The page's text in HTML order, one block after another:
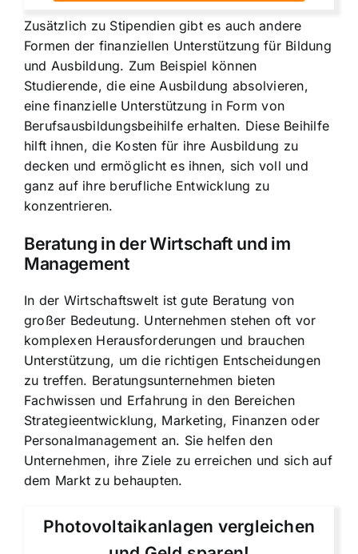
Zusätzlich zu Stipendien gibt es auch andere
Formen der finanziellen Unterstützung für Bildung
und Ausbildung. Zum Beispiel können
Studierende, die eine Ausbildung absolvieren,
eine finanzielle Unterstützung in Form von
Berufsausbildungsbeihilfe erhalten. Diese Beihilfe
hilft ihnen, die Kosten für ihre Ausbildung zu
decken und ermöglicht es ihnen, sich voll und
ganz auf ihre berufliche Entwicklung zu
konzentrieren.
Beratung in der Wirtschaft und im
Management
In der Wirtschaftswelt ist gute Beratung von
großer Bedeutung. Unternehmen stehen oft vor
komplexen Herausforderungen und brauchen
Unterstützung, um die richtigen Entscheidungen
zu treffen. Beratungsunternehmen bieten
Fachwissen und Erfahrung in den Bereichen
Strategieentwicklung, Marketing, Finanzen oder
Personalmanagement an. Sie helfen den
Unternehmen, ihre Ziele zu erreichen und sich auf
dem Markt zu behaupten.
Photovoltaikanlagen vergleichen